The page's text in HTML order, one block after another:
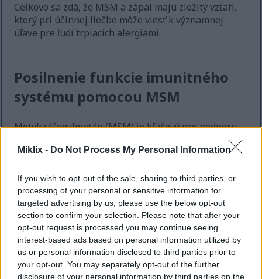
Miklix - Do Not Process My Personal Information
If you wish to opt-out of the sale, sharing to third parties, or
processing of your personal or sensitive information for
targeted advertising by us, please use the below opt-out
section to confirm your selection. Please note that after your
opt-out request is processed you may continue seeing
interest-based ads based on personal information utilized by
us or personal information disclosed to third parties prior to
your opt-out. You may separately opt-out of the further
disclosure of your personal information by third parties on the
Celkovo sa zdá, že MSM a zápal majú zložitý vzťah,
ktorý pri účinnej liečbe môže viesť k významnej
úľave pre ľudí trpiacich alergiami.
Posilnenie funkcie imunitného
systému pomocou MSM
Metylsulfonylmetán (MSM) je kľúčový pre podporu
posilniť imunitné funkcie znížením oxidačného
obranyschopnosť tela. MSM pomáha produkovať
glutatión, dôležitý antioxidant, ktorý podporuje
silnejšiu imunitnú odpoveď.
Pravidelné užívanie MSM môže posilniť imunitný
systém. Úloha metylsulfonylmetánu v imunite
získava na význame. Je známy tým, že pomáha
zvládať zápaly, čo je nevyhnutné pri riešení